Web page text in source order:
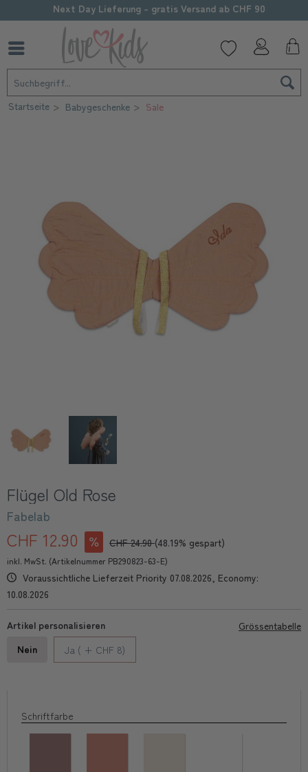
Next Day Lieferung - gratis Versand ab CHF 90
Startseite Babygeschenke Sale
Flügel Old Rose
Fabelab
CHF 12.90 CHF 24.90(48.19% gespart)
inkl. MwSt. (Artikelnummer PB290823-63-E)
Voraussichtliche Lieferzeit Priority 07.08.2026, Economy:
10.08.2026
Grössentabelle
Artikel personalisieren
Nein
Ja ( + CHF 8)
Schriftfarbe